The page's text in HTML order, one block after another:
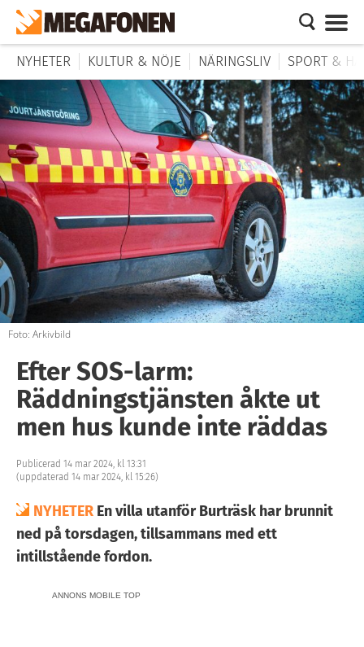
NYHETER KULTUR & NÖJE NÄRINGSLIV SPORT &
Foto: Arkivbild
Efter SOS-larm:
Räddningstjänsten åkte ut
men hus kunde inte räddas
Publicerad 14 mar 2024, kl 13:31
(uppdaterad 14 mar 2024, kl 15:26)
NYHETER En villa utanför Burträsk har brunnit
ned på torsdagen, tillsammans med ett
intillstående fordon.
ANNONS MOBILE TOP